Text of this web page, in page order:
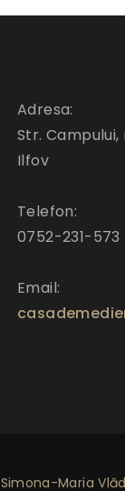
Adresa:
Str. Campului,
Ilfov
Telefon:
0752-231-573
Email:
Simona-Maria